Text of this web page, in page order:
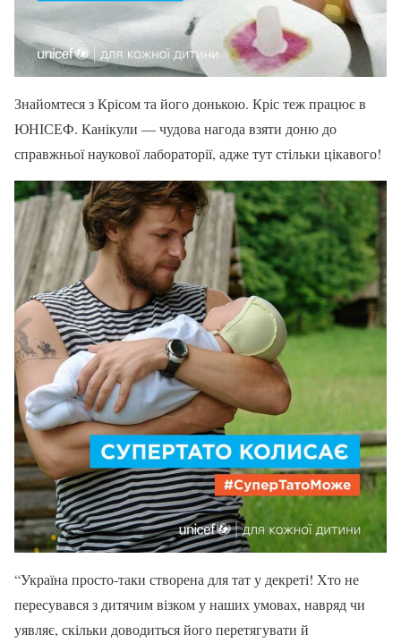
Знайомтеся з Крісом та його донькою. Кріс теж працює в
ЮНІСЕФ. Канікули — чудова нагода взяти доню до
справжньої наукової лабораторії, адже тут стільки цікавого!
“Україна просто-таки створена для тат у декреті! Хто не
пересувався з дитячим візком у наших умовах, навряд чи
уявляє, скільки доводиться його перетягувати й